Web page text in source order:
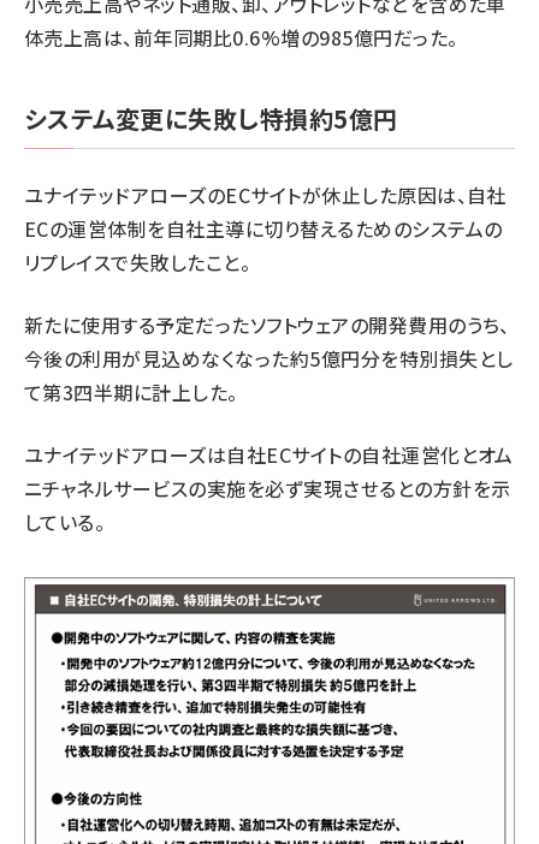
体売上高は、前年同期比0.6%増の985億円だった。
システム変更に失敗し特損約5億円
ユナイテッドアローズのECサイトが休止した原因は、自社
ECの運営体制を自社主導に切り替えるためのシステムの
リプレイスで失敗したこと。
新たに使用する予定だったソフトウェアの開発費用のうち、
今後の利用が見込めなくなった約5億円分を特別損失とし
て第3四半期に計上した。
ユナイテッドアローズは自社ECサイトの自社運営化とオム
ニチャネルサービスの実施を必ず実現させるとの方針を示
している。